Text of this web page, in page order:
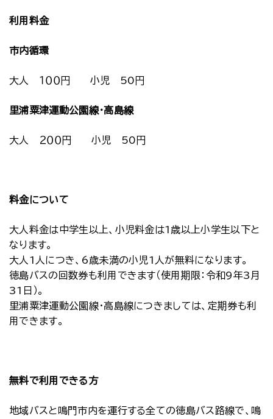
利用料金
市内循環
大人 １００円 小児 50円
里浦粟津運動公園線・高島線
大人 ２００円 小児 50円
料金について
大人料金は中学生以上、小児料金は1歳以上小学生以下と
なります。
大人1人につき、6歳未満の小児1人が無料になります。
徳島バスの回数券も利用できます（使用期限：令和9年3月
31日）。
里浦粟津運動公園線・高島線につきましては、定期券も利
用できます。
無料で利用できる方
地域バスと鳴門市内を運行する全ての徳島バス路線で、鳴